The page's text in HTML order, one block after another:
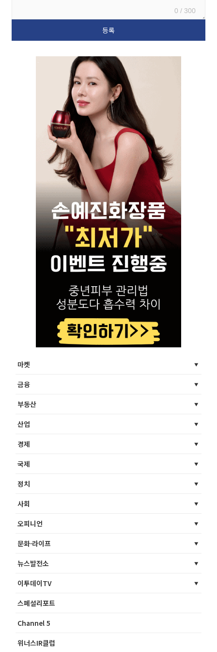
0 / 300
마켓
금융
부동산
산업
경제
국제
정치
사회
오피니언
문화·라이프
뉴스발전소
이투데이TV
스페셜리포트
Channel 5
위너스IR클럽